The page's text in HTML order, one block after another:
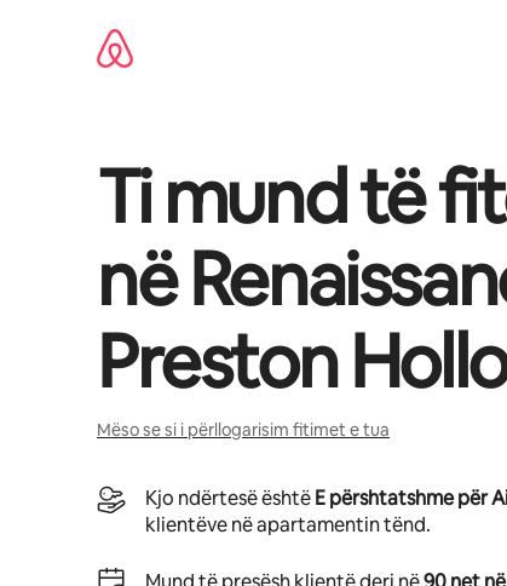
Ti mund të
në
Preston
Mëso se si i përllogarisim fitimet e tua
Kjo ndërtesë ështëE përshtatshme për
klientëve në apartamentin tënd.